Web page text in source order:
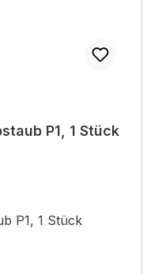
P1, 1 Stück
P1, 1 Stück